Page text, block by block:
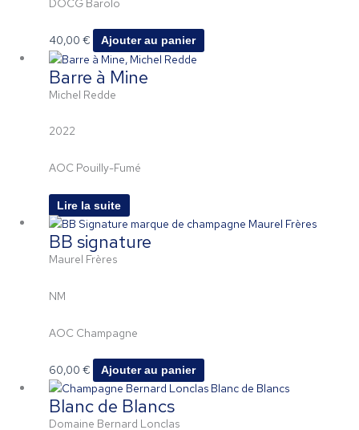
DOCG Barolo
40,00€ Ajouter au panier
Barre à Mine
Michel Redde
2022
AOC Pouilly-Fumé
Lire la suite
BB signature
Maurel Frères
NM
AOC Champagne
60,00€ Ajouter au panier
Blanc de Blancs
Domaine Bernard Lonclas
Plage
de
prix :
Ce